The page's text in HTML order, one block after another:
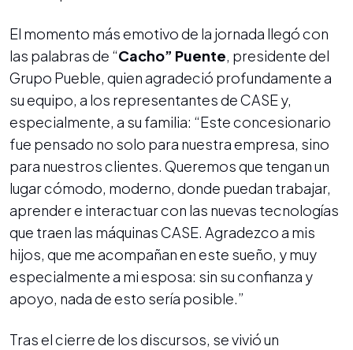
El momento más emotivo de la jornada llegó con
las palabras de “Cacho” Puente, presidente del
Grupo Pueble, quien agradeció profundamente a
su equipo, a los representantes de CASE y,
especialmente, a su familia: “Este concesionario
fue pensado no solo para nuestra empresa, sino
para nuestros clientes. Queremos que tengan un
lugar cómodo, moderno, donde puedan trabajar,
aprender e interactuar con las nuevas tecnologías
que traen las máquinas CASE. Agradezco a mis
hijos, que me acompañan en este sueño, y muy
especialmente a mi esposa: sin su confianza y
apoyo, nada de esto sería posible.”
Tras el cierre de los discursos, se vivió un